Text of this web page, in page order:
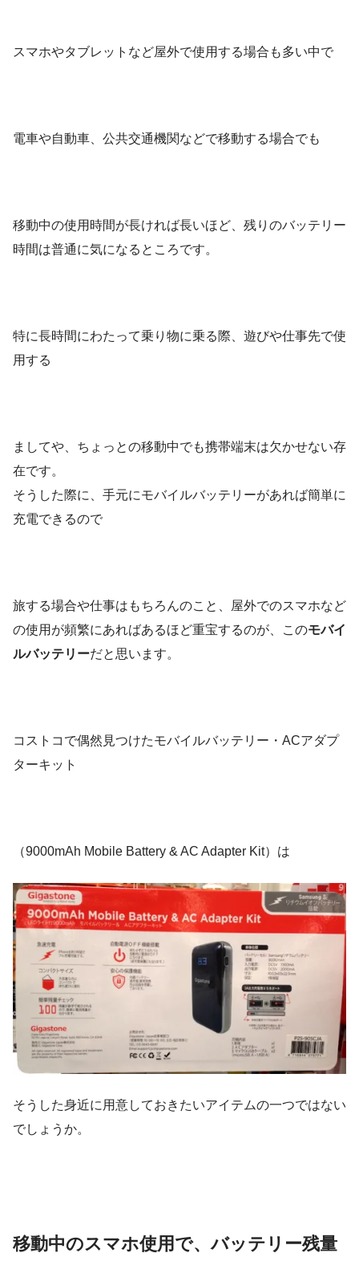
スマホやタブレットなど屋外で使用する場合も多い中で
電車や自動車、公共交通機関などで移動する場合でも
移動中の使用時間が長ければ長いほど、残りのバッテリー
時間は普通に気になるところです。
特に長時間にわたって乗り物に乗る際、遊びや仕事先で使
用する
ましてや、ちょっとの移動中でも携帯端末は欠かせない存
在です。
そうした際に、手元にモバイルバッテリーがあれば簡単に
充電できるので
旅する場合や仕事はもちろんのこと、屋外でのスマホなど
の使用が頻繁にあればあるほど重宝するのが、このモバイ
ルバッテリーだと思います。
コストコで偶然見つけたモバイルバッテリー・ACアダプ
ターキット
（9000mAh Mobile Battery & AC Adapter Kit）は
そうした身近に用意しておきたいアイテムの一つではない
でしょうか。
移動中のスマホ使用で、バッテリー残量